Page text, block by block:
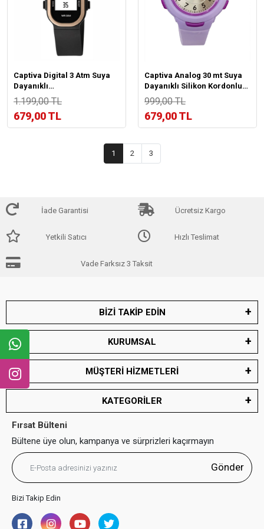
Captiva Digital 3 Atm Suya
Dayanıklı
Işık+Alarm+Kronometre+Takvimli
Çoçuk Kol Saati
CP.YN.26.M02
1.199,00 TL
679,00 TL
Captiva Analog 30 mt Suya
Dayanıklı Silikon Kordonlu
Çoçuk Kol Saati Yeni Moda
Şık Tararım YN001
999,00 TL
679,00 TL
1 2 3
İade Garantisi Ücretsiz Kargo
Yetkili Satıcı Hızlı Teslimat
Vade Farksız 3 Taksit
BİZİ TAKİP EDİN
KURUMSAL
MÜŞTERİ HİZMETLERİ
KATEGORİLER
Fırsat Bülteni
Bültene üye olun, kampanya ve sürprizleri kaçırmayın
Gönder
Bizi Takip Edin